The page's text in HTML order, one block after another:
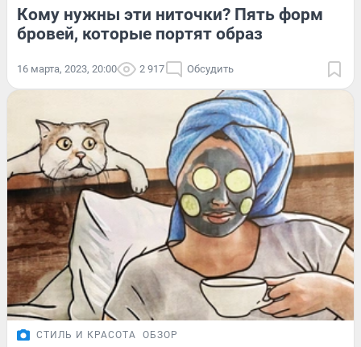
Кому нужны эти ниточки? Пять форм
бровей, которые портят образ
16 марта, 2023, 20:00 2 917 Обсудить
СТИЛЬ И КРАСОТА ОБЗОР